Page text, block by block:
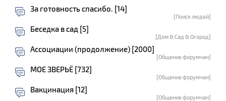
За готовность спасибо. [14]
[Поиск людей]
Беседка в сад [5]
[Дом & Сад & Огород]
Ассоциации (продолжение) [2000]
[Общение форумчан]
МОЕ ЗВЕРЬЁ [732]
[Общение форумчан]
Вакцинация [12]
[Общение форумчан]